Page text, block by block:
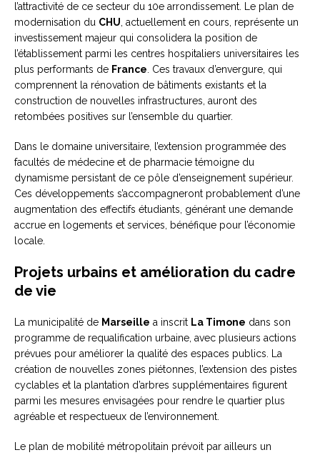
l’attractivité de ce secteur du 10e arrondissement. Le plan de
modernisation du CHU, actuellement en cours, représente un
investissement majeur qui consolidera la position de
l’établissement parmi les centres hospitaliers universitaires les
plus performants de France. Ces travaux d’envergure, qui
comprennent la rénovation de bâtiments existants et la
construction de nouvelles infrastructures, auront des
retombées positives sur l’ensemble du quartier.
Dans le domaine universitaire, l’extension programmée des
facultés de médecine et de pharmacie témoigne du
dynamisme persistant de ce pôle d’enseignement supérieur.
Ces développements s’accompagneront probablement d’une
augmentation des effectifs étudiants, générant une demande
accrue en logements et services, bénéfique pour l’économie
locale.
Projets urbains et amélioration du cadre
de vie
La municipalité de Marseille a inscrit La Timone dans son
programme de requalification urbaine, avec plusieurs actions
prévues pour améliorer la qualité des espaces publics. La
création de nouvelles zones piétonnes, l’extension des pistes
cyclables et la plantation d’arbres supplémentaires figurent
parmi les mesures envisagées pour rendre le quartier plus
agréable et respectueux de l’environnement.
Le plan de mobilité métropolitain prévoit par ailleurs un